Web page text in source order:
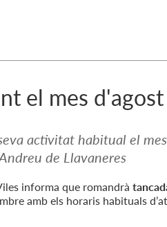
el mes
activitat habitual el
de Llavaneres
informa que romandrà
amb els horaris habituals